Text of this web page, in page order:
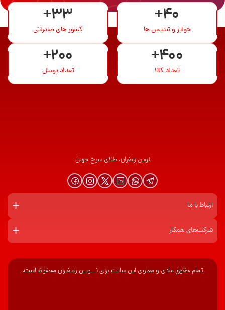
+40
جوایز و تندیس ها
+33
کشور های صادراتی
+400
تعداد کالا
+200
تعداد پرسنل
نوین زعفران، طلای سرخ جهان
ارتباط با ما
شرکت‌های همکار
تمام حقوق مادی و معنوی این سایت برای نـــویـن زعـفـران محفوظ است.